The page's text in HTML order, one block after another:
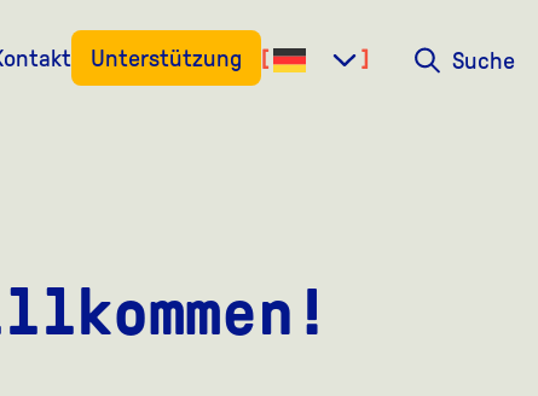
Unterstützung Suche
Suche